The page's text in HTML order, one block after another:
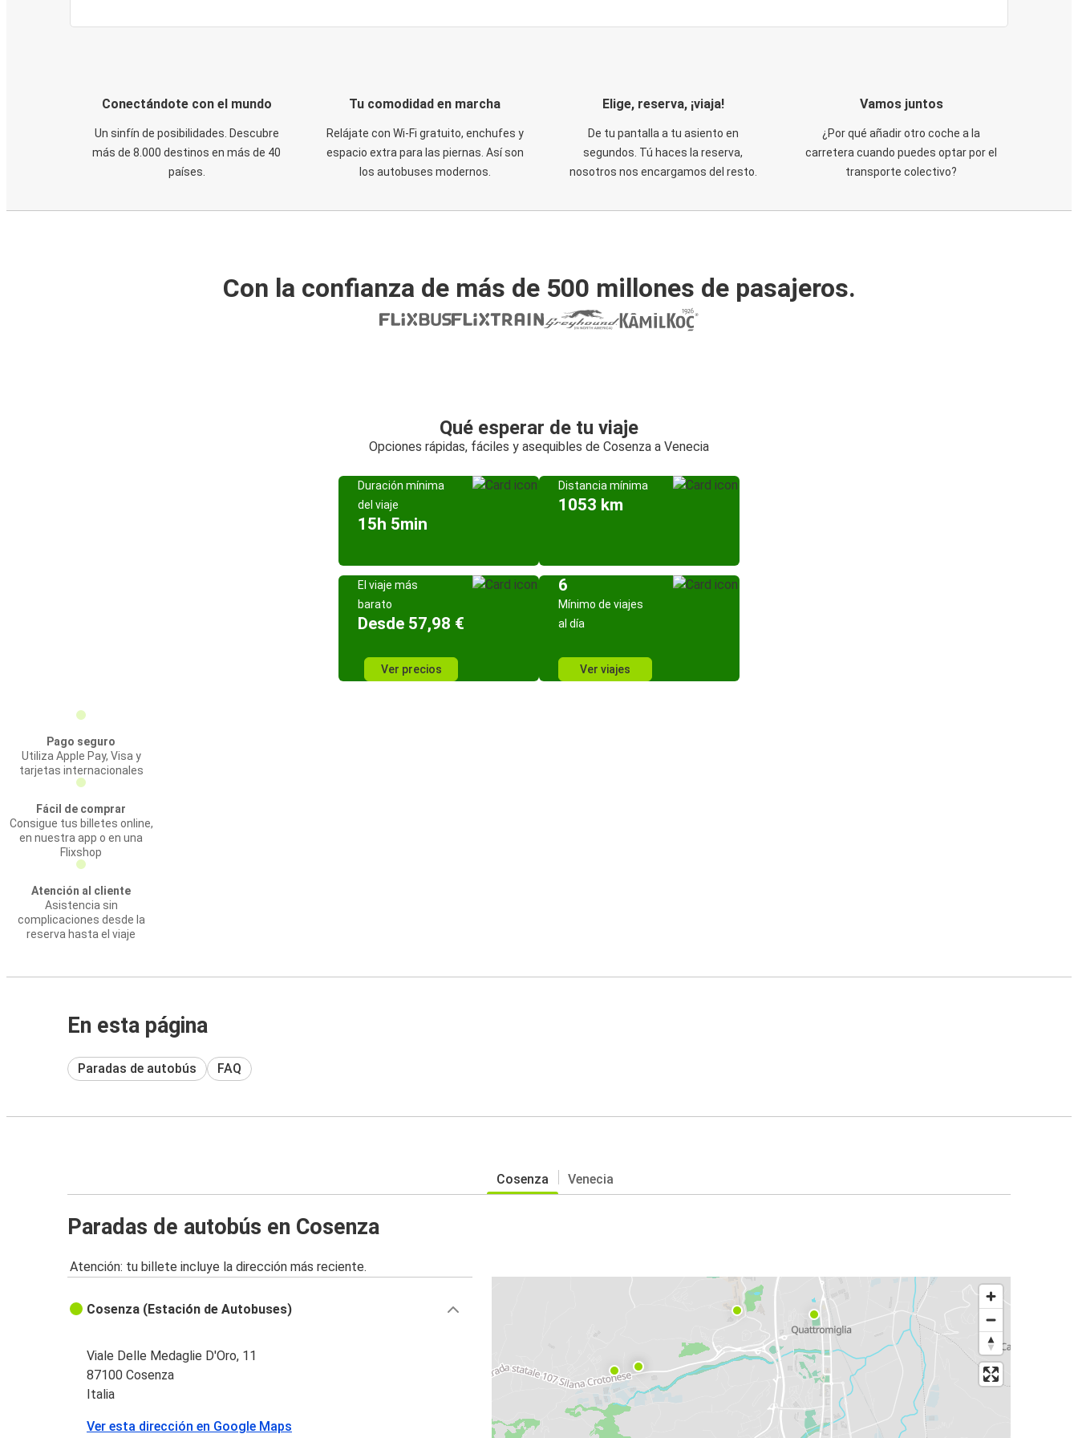
Conectándote con el mundo
Un sinfín de posibilidades. Descubre
más de 8.000 destinos en más de 40
países.
Tu comodidad en marcha
Relájate con Wi-Fi gratuito, enchufes y
espacio extra para las piernas. Así son
los autobuses modernos.
Elige, reserva, ¡viaja!
De tu pantalla a tu asiento en
segundos. Tú haces la reserva,
nosotros nos encargamos del resto.
Vamos juntos
¿Por qué añadir otro coche a la
carretera cuando puedes optar por el
transporte colectivo?
Con la confianza de más de 500 millones de pasajeros.
Qué esperar de tu viaje
Opciones rápidas, fáciles y asequibles de Cosenza a Venecia
Duración mínima
del viaje
15h 5min
Distancia mínima
1053 km
El viaje más
barato
Desde 57,98 €
Ver precios
6
Mínimo de viajes
al día
Ver viajes
Pago seguro
Utiliza Apple Pay, Visa y
tarjetas internacionales
Fácil de comprar
Consigue tus billetes online,
en nuestra app o en una
Flixshop
Atención al cliente
Asistencia sin
complicaciones desde la
reserva hasta el viaje
En esta página
Paradas de autobús FAQ
Cosenza Venecia
Paradas de autobús en Cosenza
Atención: tu billete incluye la dirección más reciente.
Cosenza (Estación de Autobuses)
Viale Delle Medaglie D'Oro, 11
87100 Cosenza
Italia
Ver esta dirección en Google Maps